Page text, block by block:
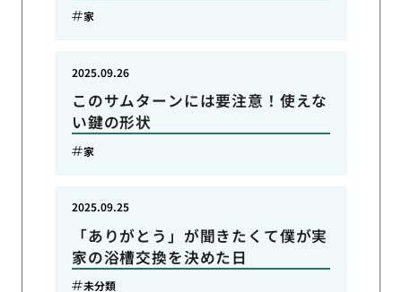
家
このサムターンには要注意！使えな
い鍵の形状
2025.09.26
家
「ありがとう」が聞きたくて僕が実
家の浴槽交換を決めた日
2025.09.25
未分類